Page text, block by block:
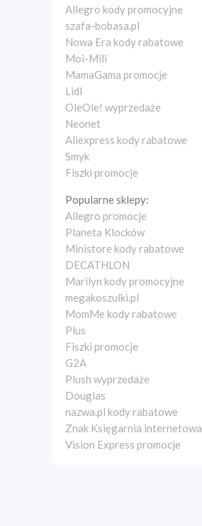
Allegro kody promocyjne
szafa-bobasa.pl
Nowa Era kody rabatowe
Moi-Mili
MamaGama promocje
Lidl
OleOle! wyprzedaże
Neonet
Aliexpress kody rabatowe
Smyk
Fiszki promocje
Popularne sklepy:
Allegro promocje
Planeta Klocków
Ministore kody rabatowe
DECATHLON
Marilyn kody promocyjne
megakoszulki.pl
MomMe kody rabatowe
Plus
Fiszki promocje
G2A
Plush wyprzedaże
Douglas
nazwa.pl kody rabatowe
Znak Księgarnia internetowa
Vision Express promocje